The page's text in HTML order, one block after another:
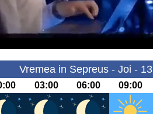
Vremea in Sepreus - Joi -
03:00 06:00 09:00